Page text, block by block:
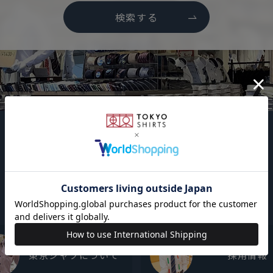
検索する
東京シャツについて 採用情報